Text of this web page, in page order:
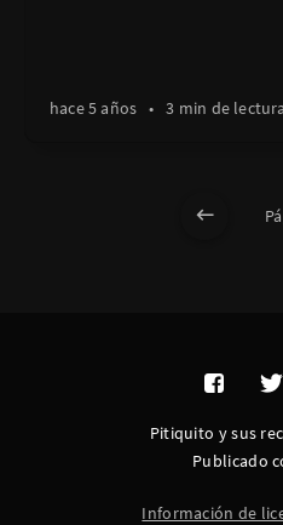
hace 5 años • 3 min de lectura
Pitiquito y sus
Publicado
Información de